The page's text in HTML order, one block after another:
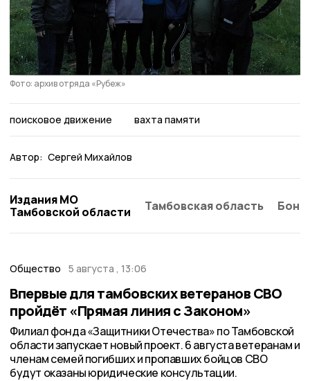
Фото: архив отряда «Рубеж»
поисковое движение вахта памяти
Автор: Сергей Михайлов
Издания МО
Тамбовской области
Тамбовская область
Общество 5 августа , 13:06
Впервые для тамбовских ветеранов СВО
пройдёт «Прямая линия с Законом»
Филиал фонда «Защитники Отечества» по Тамбовской
области запускает новый проект. 6 августа ветеранам и
членам семей погибших и пропавших бойцов СВО
будут оказаны юридические консультации.